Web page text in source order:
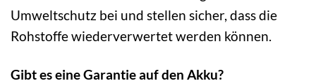
Umweltschutz bei und stellen sicher, dass die
Rohstoffe wiederverwertet werden können.
Gibt es eine Garantie auf den Akku?